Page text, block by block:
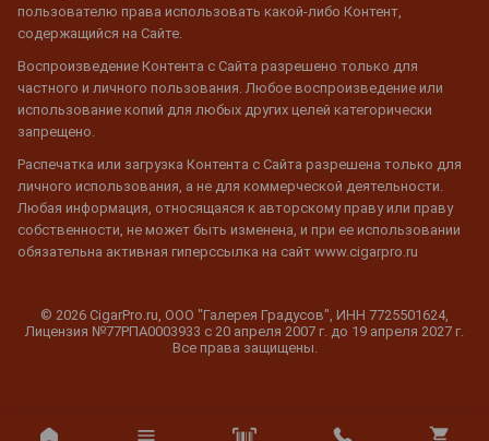
пользователю права использовать какой-либо Контент,
содержащийся на Сайте.
Воспроизведение Контента с Сайта разрешено только для
частного и личного пользования. Любое воспроизведение или
использование копий для любых других целей категорически
запрещено.
Распечатка или загрузка Контента с Сайта разрешена только для
личного использования, а не для коммерческой деятельности.
Любая информация, относящаяся к авторскому праву или праву
собственности, не может быть изменена, и при ее использовании
обязательна активная гиперссылка на сайт www.cigarpro.ru
© 2026 CigarPro.ru, ООО "Галерея Градусов", ИНН 7725501624,
Лицензия №77РПА0003933 c 20 апреля 2007 г. до 19 апреля 2027 г.
Все права защищены.